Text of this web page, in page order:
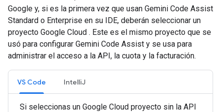
Google y, si es la primera vez que usan Gemini Code Assist
Standard o Enterprise en su IDE, deberán seleccionar un
proyecto Google Cloud . Este es el mismo proyecto que se
usó para configurar Gemini Code Assist y se usa para
administrar el acceso a la API, la cuota y la facturación.
VS Code IntelliJ
Si seleccionas un Google Cloud proyecto sin la API